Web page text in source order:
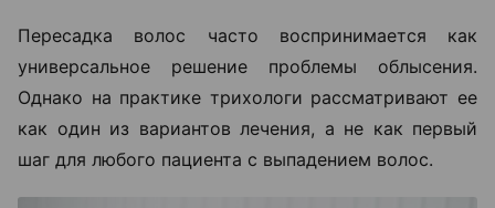
Пересадка волос часто воспринимается как
универсальное решение проблемы облысения.
Однако на практике трихологи рассматривают ее
как один из вариантов лечения, а не как первый
шаг для любого пациента с выпадением волос.